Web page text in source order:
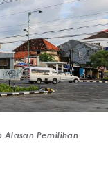
Alasan Pemilihan